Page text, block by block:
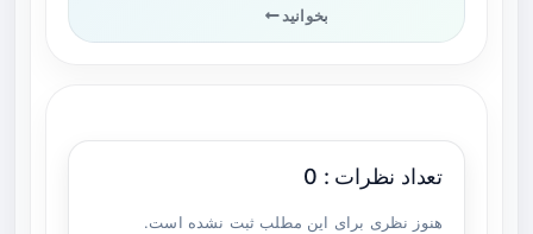
بخوانید
تعداد نظرات : 0
هنوز نظری برای این مطلب ثبت نشده است.